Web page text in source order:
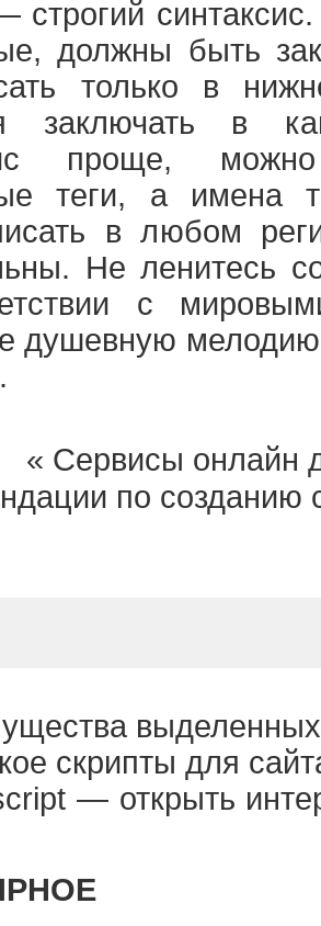
строгий
должны быть
только в
заключать в
проще,
теги, а имена
в любом
Не ленитесь
с
душевную
« Сервисы онлайн
по созданию
скрипты для
— открыть